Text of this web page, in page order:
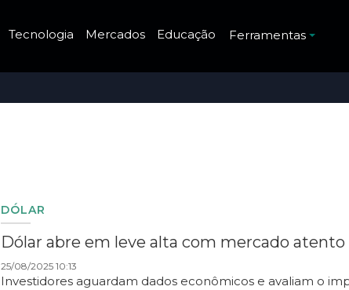
Tecnologia Mercados Educação Ferramentas
DÓLAR
Dólar abre em leve alta com mercado
25/08/2025 10:13
Investidores aguardam dados econômicos e avaliam o